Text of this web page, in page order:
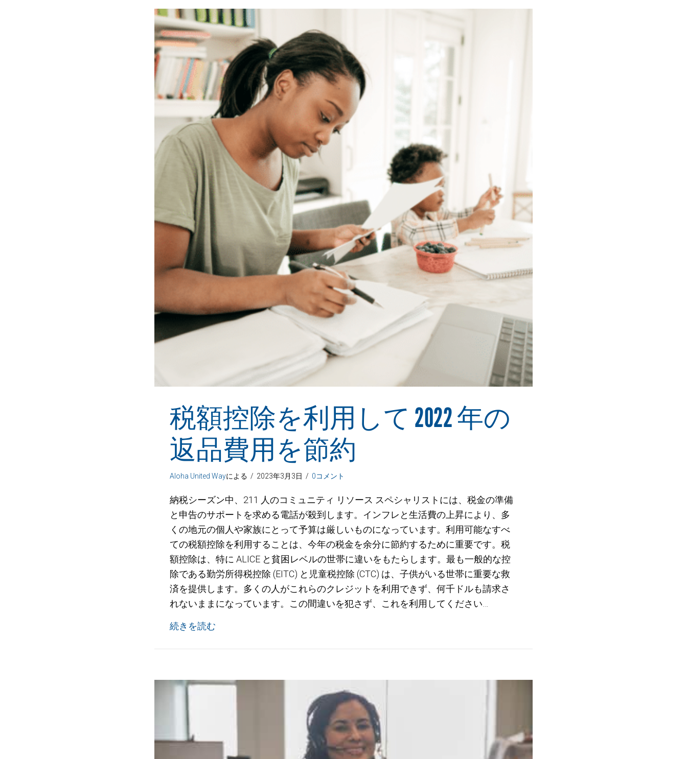
税額控除を利用して 2022 年の
返品費用を節約
Aloha United Wayによる / 2023年3月3日 / 0コメント
納税シーズン中、211 人のコミュニティ リソース スペシャリストには、税金の準備
と申告のサポートを求める電話が殺到します。インフレと生活費の上昇により、多
くの地元の個人や家族にとって予算は厳しいものになっています。利用可能なすべ
ての税額控除を利用することは、今年の税金を余分に節約するために重要です。税
額控除は、特に ALICE と貧困レベルの世帯に違いをもたらします。最も一般的な控
除である勤労所得税控除 (EITC) と児童税控除 (CTC) は、子供がいる世帯に重要な救
済を提供します。多くの人がこれらのクレジットを利用できず、何千ドルも請求さ
れないままになっています。この間違いを犯さず、これを利用してください…
続きを読む